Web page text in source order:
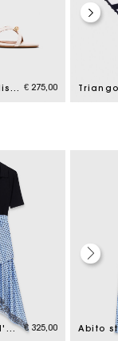
Sandali multilistino in pelle € 275,00
Abito trompe-l'oeil gonna foulard € 325,00
per fare il regalo
2-3 giorni